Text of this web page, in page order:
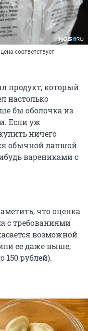
соответствует
продукт, который
настолько
бы оболочка из
Если уж
ничего
обычной лапшой
варениками с
что оценка
с требованиями
возможной
ее даже выше,
150 рублей).